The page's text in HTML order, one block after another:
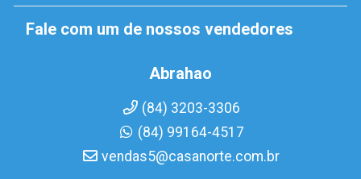
Fale com um de nossos vendedores
Abrahao
(84) 3203-3306
(84) 99164-4517
vendas5@casanorte.com.br